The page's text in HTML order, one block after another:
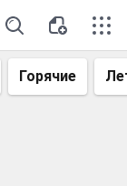
Горячие